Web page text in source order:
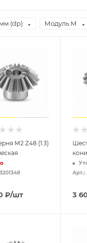
(dp) Модуль М
M2 Z48 (1:3)
₽/шт
Арт.:
3